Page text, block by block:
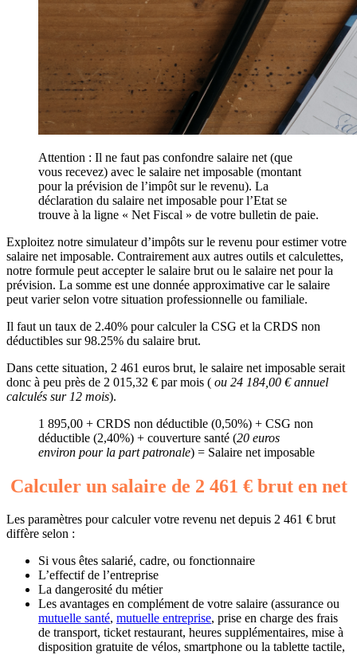
Attention : Il ne faut pas confondre salaire net (que
vous recevez) avec le salaire net imposable (montant
pour la prévision de l’impôt sur le revenu). La
déclaration du salaire net imposable pour l’Etat se
trouve à la ligne « Net Fiscal » de votre bulletin de paie.
Exploitez notre simulateur d’impôts sur le revenu pour estimer votre
salaire net imposable. Contrairement aux autres outils et calculettes,
notre formule peut accepter le salaire brut ou le salaire net pour la
prévision. La somme est une donnée approximative car le salaire
peut varier selon votre situation professionnelle ou familiale.
Il faut un taux de 2.40% pour calculer la CSG et la CRDS non
déductibles sur 98.25% du salaire brut.
Dans cette situation, 2 461 euros brut, le salaire net imposable serait
donc à peu près de 2 015,32 € par mois ( ou 24 184,00 € annuel
calculés sur 12 mois).
1 895,00 + CRDS non déductible (0,50%) + CSG non
déductible (2,40%) + couverture santé (20 euros
environ pour la part patronale) = Salaire net imposable
Calculer un salaire de 2 461 € brut en net
Les paramètres pour calculer votre revenu net depuis 2 461 € brut
diffère selon :
Si vous êtes salarié, cadre, ou fonctionnaire
L’effectif de l’entreprise
La dangerosité du métier
Les avantages en complément de votre salaire (assurance ou
mutuelle santé, mutuelle entreprise, prise en charge des frais
de transport, ticket restaurant, heures supplémentaires, mise à
disposition gratuite de vélos, smartphone ou la tablette tactile,